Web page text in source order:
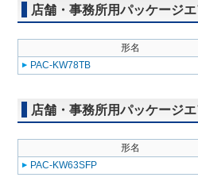
店舗・事務所用パッケージ
形名
PAC-KW78TB
店舗・事務所用パッケージ
形名
PAC-KW63SFP